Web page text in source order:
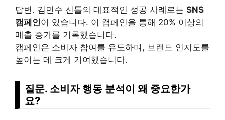
답변. 김민수 신톨의 대표적인 성공 사례로는 SNS
캠페인이 있습니다. 이 캠페인을 통해 20% 이상의
매출 증가를 기록했습니다.
캠페인은 소비자 참여를 유도하며, 브랜드 인지도를
높이는 데 크게 기여했습니다.
질문. 소비자 행동 분석이 왜 중요한가
요?